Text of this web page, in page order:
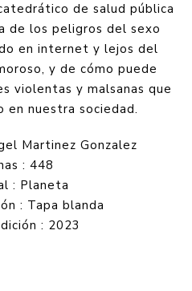
de salud pública
de los peligros del sexo
en internet y lejos del
y de cómo puede
violentas y malsanas que
en nuestra sociedad.
Martinez Gonzalez
: 448
: Planeta
: Tapa blanda
: 2023